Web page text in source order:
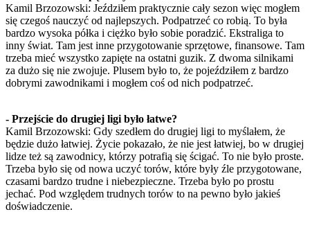
Kamil Brzozowski: Jeździłem praktycznie cały sezon więc mogłem
się czegoś nauczyć od najlepszych. Podpatrzeć co robią. To była
bardzo wysoka półka i ciężko było sobie poradzić. Ekstraliga to
inny świat. Tam jest inne przygotowanie sprzętowe, finansowe. Tam
trzeba mieć wszystko zapięte na ostatni guzik. Z dwoma silnikami
za dużo się nie zwojuje. Plusem było to, że pojeździłem z bardzo
dobrymi zawodnikami i mogłem coś od nich podpatrzeć.
- Przejście do drugiej ligi było łatwe?
Kamil Brzozowski: Gdy szedłem do drugiej ligi to myślałem, że
będzie dużo łatwiej. Życie pokazało, że nie jest łatwiej, bo w drugiej
lidze też są zawodnicy, którzy potrafią się ścigać. To nie było proste.
Trzeba było się od nowa uczyć torów, które były źle przygotowane,
czasami bardzo trudne i niebezpieczne. Trzeba było po prostu
jechać. Pod względem trudnych torów to na pewno było jakieś
doświadczenie.